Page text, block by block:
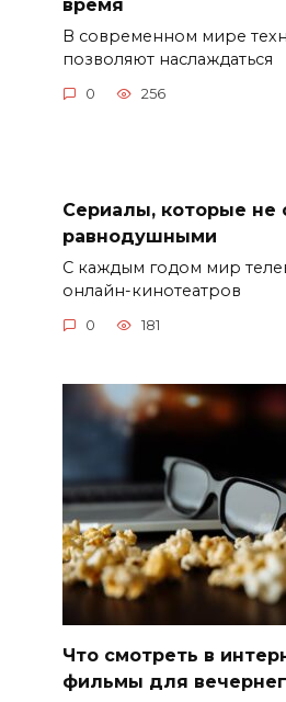
время
В современном мире
позволяют наслаждаться
0 256
Сериалы, которые не
равнодушными
С каждым годом мир
онлайн-кинотеатров
0 181
Что смотреть в
фильмы для